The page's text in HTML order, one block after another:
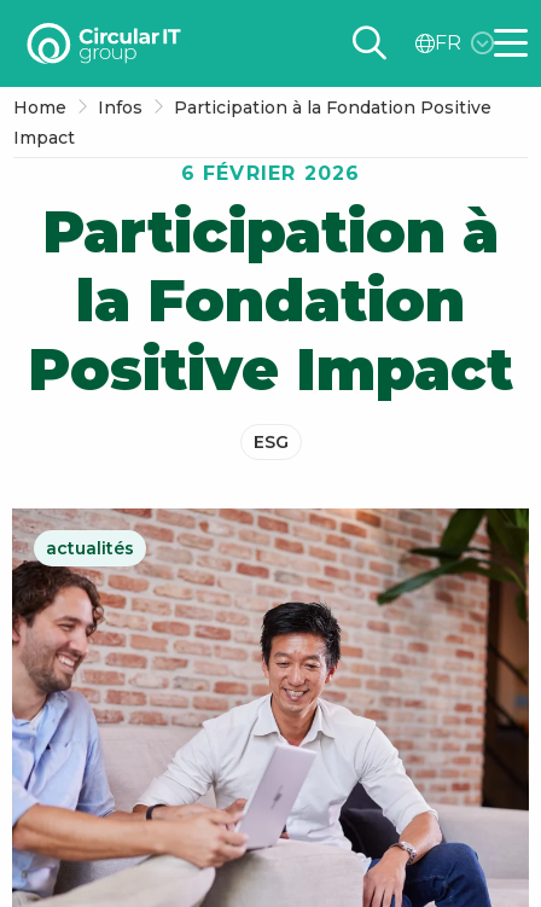
Circular
group
–
FR
Home Infos
Participation à la Fondation Positive
Impact
6 FÉVRIER 2026
Participation à
la Fondation
Positive Impact
ESG
actualités